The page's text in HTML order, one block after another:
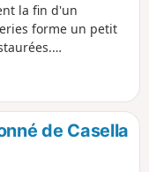
la fin d'un
forme un petit
Riviseccu.
emprunte une
au
à contrario du
de Casella